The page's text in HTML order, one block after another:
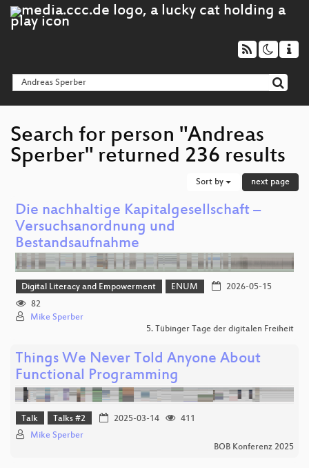
Search for person "Andreas
Sperber" returned 236 results
Sort by next page
Die nachhaltige Kapitalgesellschaft –
Versuchsanordnung und
Bestandsaufnahme
Digital Literacy and Empowerment ENUM
2026-05-15
82
Mike Sperber
5. Tübinger Tage der digitalen Freiheit
Things We Never Told Anyone About
Functional Programming
Talk Talks #2 2025-03-14
411
Mike Sperber
BOB Konferenz 2025